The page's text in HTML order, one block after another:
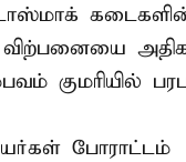
குமரியில்
போராட்டம்